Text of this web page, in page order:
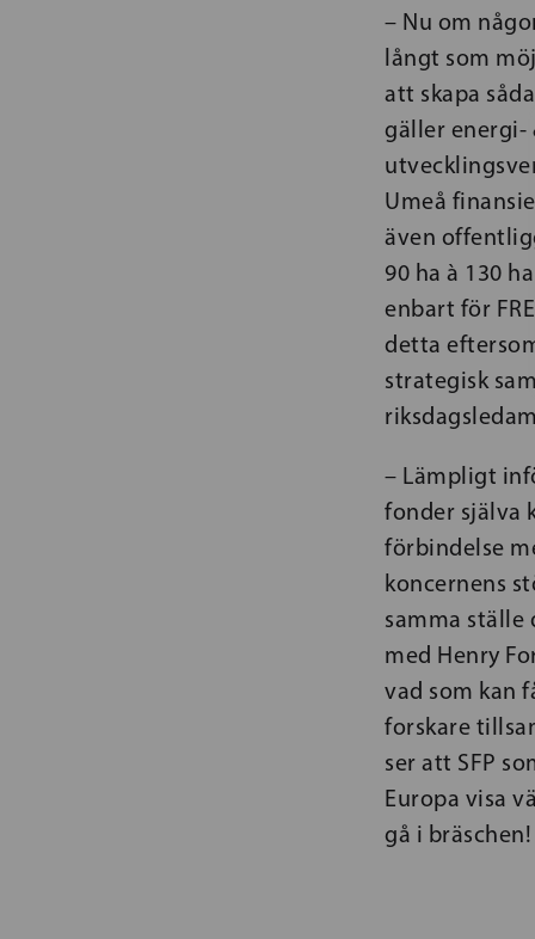
– Nu om
långt som
att skapa
gäller energi-
Umeå
även
90 ha à 130
enbart för
detta
strategisk
– Lämpligt
fonder själva
förbindelse
koncernens
samma
med Henry
vad som kan
forskare
ser att SFP
Europa visa
gå i